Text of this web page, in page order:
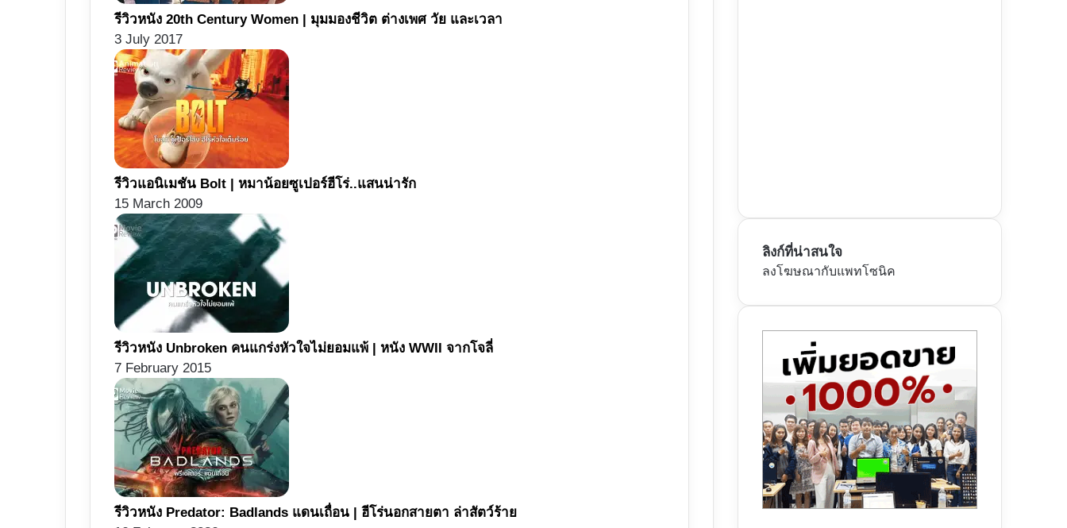
รีวิวหนัง 20th Century Women | มุมมองชีวิต ต่างเพศ วัย และเวลา
3 July 2017
รีวิวแอนิเมชัน Bolt | หมาน้อยซูเปอร์ฮีโร่..แสนน่ารัก
15 March 2009
รีวิวหนัง Unbroken คนแกร่งหัวใจไม่ยอมแพ้ | หนัง WWII จากโจลี่
7 February 2015
รีวิวหนัง Predator: Badlands แดนเถื่อน | ฮีโร่นอกสายตา ล่าสัตว์ร้าย
ลิงก์ที่น่าสนใจ
ลงโฆษณากับแพทโซนิค